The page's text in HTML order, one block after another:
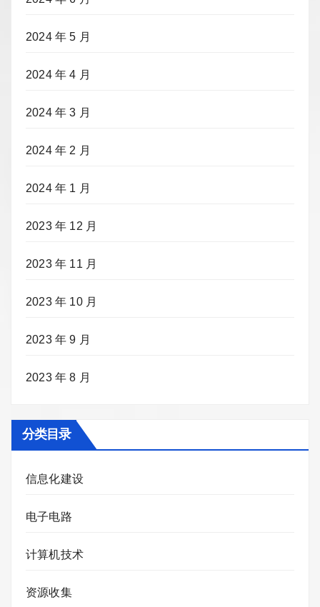
2024 年 5 月
2024 年 4 月
2024 年 3 月
2024 年 2 月
2024 年 1 月
2023 年 12 月
2023 年 11 月
2023 年 10 月
2023 年 9 月
2023 年 8 月
分类目录
信息化建设
电子电路
计算机技术
资源收集